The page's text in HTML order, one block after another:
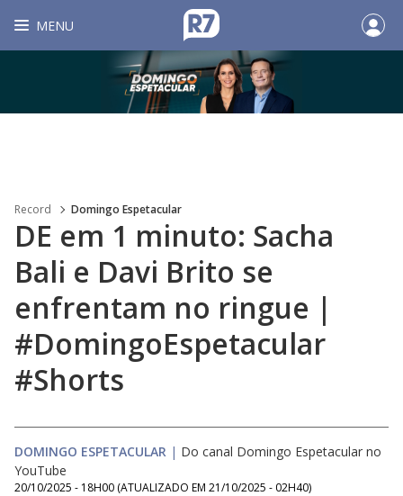
MENU
Record Domingo Espetacular
DE em 1 minuto: Sacha
Bali e Davi Brito se
enfrentam no ringue |
#DomingoEspetacular
#Shorts
DOMINGO ESPETACULAR | Do canal Domingo Espetacular no
YouTube
20/10/2025 - 18H00 (ATUALIZADO EM 21/10/2025 - 02H40)